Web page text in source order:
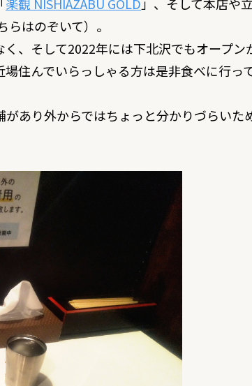
はのぞいて）。
、そして2022年には下北沢でもオープ
住んでいらっしゃる方は是非食べに行っ
あり外からではちょっと分かりづらいた